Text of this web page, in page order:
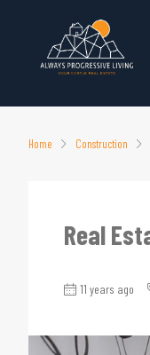
Home Construction
Real
11 years ago